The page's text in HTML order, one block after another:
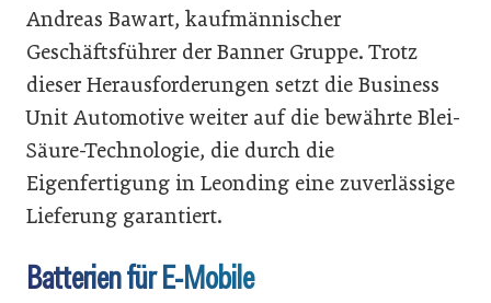
Andreas Bawart, kaufmännischer
Geschäftsführer der Banner Gruppe. Trotz
dieser Herausforderungen setzt die Business
Unit Automotive weiter auf die bewährte Blei-
Säure-Technologie, die durch die
Eigenfertigung in Leonding eine zuverlässige
Lieferung garantiert.
Batterien für E-Mobile